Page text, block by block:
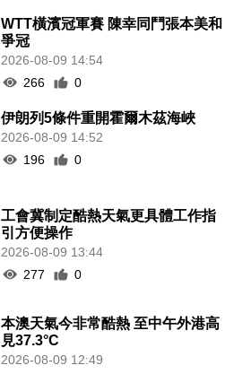
WTT橫濱冠軍賽 陳幸同鬥張本美和
爭冠
2026-08-09 14:54
266
0
伊朗列5條件重開霍爾木茲海峽
2026-08-09 14:52
196
0
工會冀制定酷熱天氣更具體工作指
引方便操作
2026-08-09 13:44
277
0
本澳天氣今非常酷熱 至中午外港高
見37.3°C
2026-08-09 12:49